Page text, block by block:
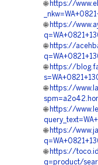
🌐 https://
🌐 https://
🌐 https://
🌐 https://
🌐 https://
🌐 https://
🌐 https://
🌐 https://
q=product/